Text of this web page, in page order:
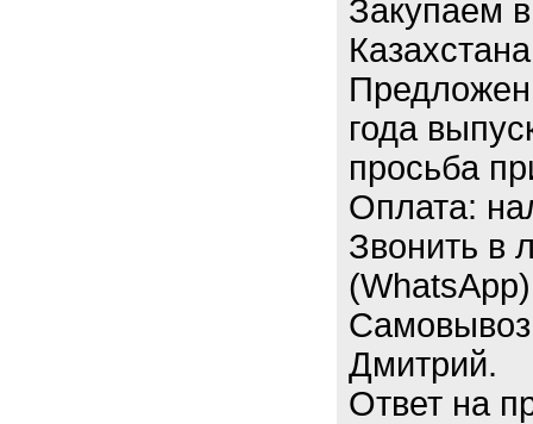
Закупаем
года
просьба
Оплата:
Звонить в
(WhatsApp)
Дмитрий.
Ответ на